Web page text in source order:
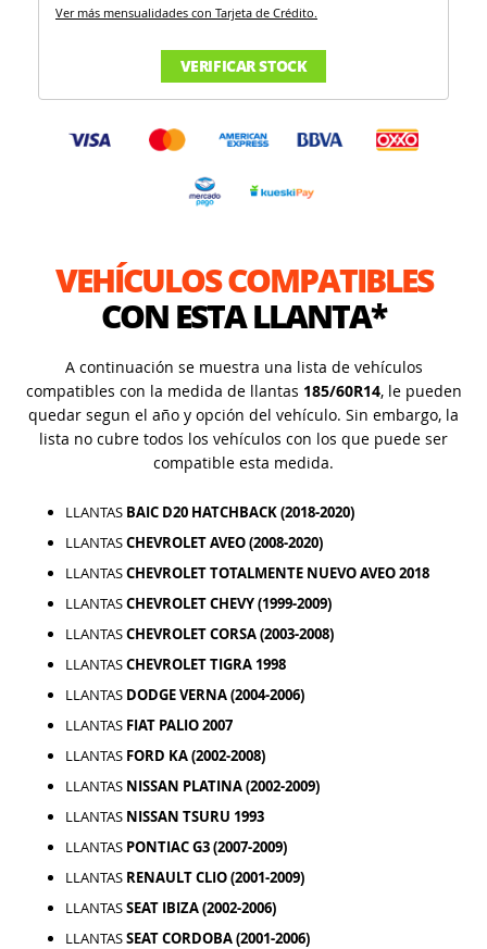
Ver más mensualidades con Tarjeta de Crédito.
VERIFICAR STOCK
VEHÍCULOS COMPATIBLES
CON ESTA LLANTA*
A continuación se muestra una lista de vehículos
compatibles con la medida de llantas 185/60R14, le pueden
quedar segun el año y opción del vehículo. Sin embargo, la
lista no cubre todos los vehículos con los que puede ser
compatible esta medida.
LLANTAS BAIC D20 HATCHBACK (2018-2020)
LLANTASCHEVROLET AVEO (2008-2020)
LLANTASCHEVROLET TOTALMENTE NUEVO AVEO 2018
LLANTASCHEVROLET CHEVY (1999-2009)
LLANTASCHEVROLET CORSA (2003-2008)
LLANTASCHEVROLET TIGRA 1998
LLANTAS DODGE VERNA (2004-2006)
LLANTAS FIAT PALIO 2007
LLANTAS FORD KA (2002-2008)
LLANTAS NISSAN PLATINA (2002-2009)
LLANTAS NISSAN TSURU 1993
LLANTAS PONTIAC G3 (2007-2009)
LLANTAS RENAULT CLIO (2001-2009)
LLANTASSEAT IBIZA (2002-2006)
LLANTASSEAT CORDOBA (2001-2006)